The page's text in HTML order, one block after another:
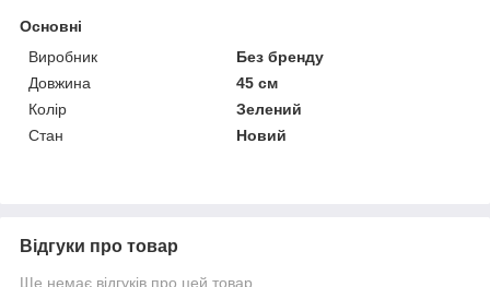
Основні
Виробник
Без бренду
Довжина
45 см
Колір
Зелений
Стан
Новий
Відгуки про товар
Ще немає відгуків про цей товар